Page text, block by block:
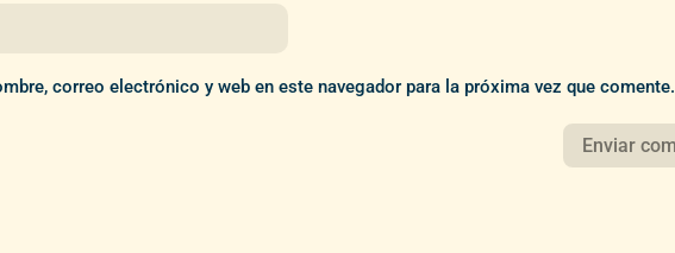
correo electrónico y web en este navegador para la próxima vez que comente.